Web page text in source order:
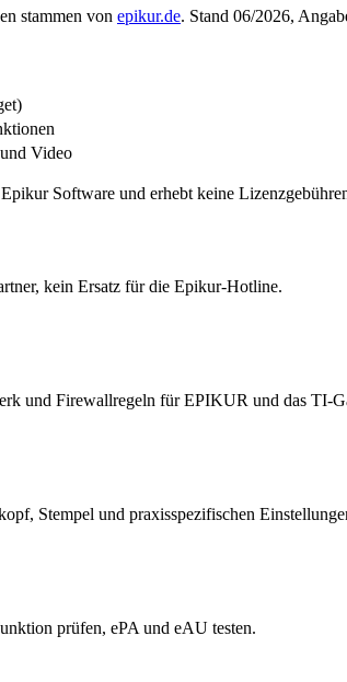
stammen von epikur.de. Stand 06/2026,
Video
Software und erhebt keine
kein Ersatz für die Epikur-Hotline.
und Firewallregeln für EPIKUR und das TI-
Stempel und praxisspezifischen
prüfen, ePA und eAU testen.